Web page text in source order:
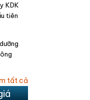
KDK
tiên
tất cả